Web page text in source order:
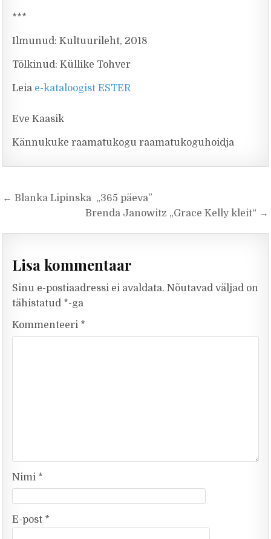
***
Ilmunud: Kultuurileht, 2018
Tõlkinud: Küllike Tohver
Leia e-kataloogist ESTER
Eve Kaasik
Kännukuke raamatukogu raamatukoguhoidja
Navigeerimine
← Blanka Lipinska „365 päeva”
Brenda Janowitz „Grace Kelly kleit“ →
Lisa kommentaar
Sinu e-postiaadressi ei avaldata. Nõutavad väljad on
tähistatud *-ga
Kommenteeri *
Nimi *
E-post *